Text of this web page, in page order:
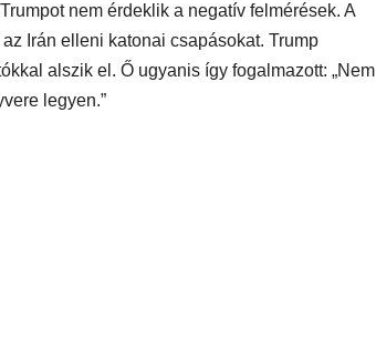
nem érdeklik a negatív felmérések. A
Irán elleni katonai csapásokat. Trump
alszik el. Ő ugyanis így fogalmazott: „Nem
legyen.”